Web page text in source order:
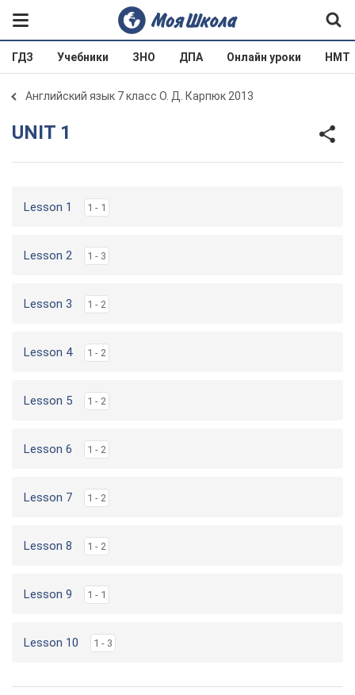
ГДЗ Учебники ЗНО ДПА Онлайн уроки НМТ
Английский язык 7 класс О. Д. Карпюк 2013
UNIT 1
Lesson 1 1 - 1
Lesson 2 1 - 3
Lesson 3 1 - 2
Lesson 4 1 - 2
Lesson 5 1 - 2
Lesson 6 1 - 2
Lesson 7 1 - 2
Lesson 8 1 - 2
Lesson 9 1 - 1
Lesson 10 1 - 3